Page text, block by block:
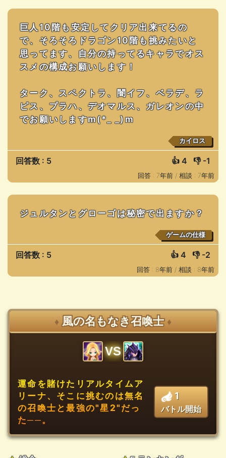
巨人10階も安定してクリア出来てるの
で、そろそろドラゴン10階も挑みたいと
思ってます、自分の持ってるキャラでオス
スメの構成お願いします！
ターク、スペクトラ、闇イフ、ベラデ、ラ
ピス、プラハ、デオマルス、ガレオンの中
でお願いしますm(*_ _)m
カイロス
回答数 : 5 👍 4 👎 -1
回答 : 7年前 / 相談 : 7年前
ジュルタンとグローゴは秘密で出ますか？
ゲームの仕様
回答数 : 5 👍 4 👎 -2
回答 : 8年前 / 相談 : 8年前
♦ 風の名もなき召喚士 ♦
VS
運命を賭けたリアルタイムア
リーナ、そこに挑むのは無名
の召喚士と最強の"星2"だっ
た──。
1
バトル開始